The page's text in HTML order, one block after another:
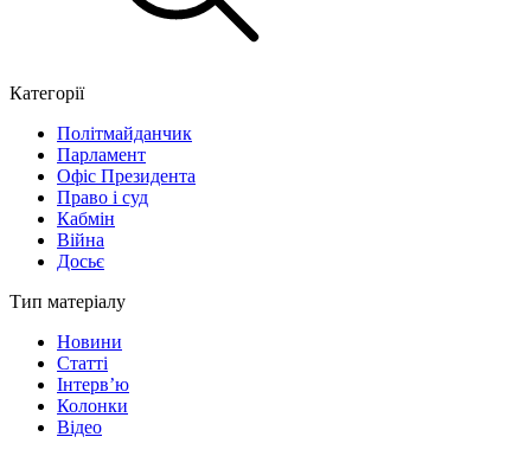
Категорії
Політмайданчик
Парламент
Офіс Президента
Право і суд
Кабмін
Війна
Досьє
Тип матеріалу
Новини
Статті
Інтерв’ю
Колонки
Відео